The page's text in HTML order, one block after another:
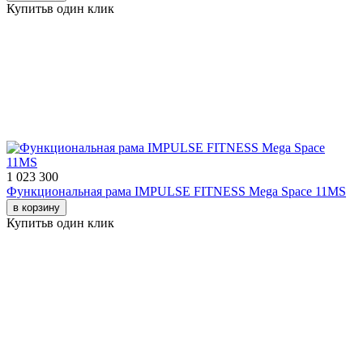
Купитьв один клик
1 023 300
Функциональная рама IMPULSE FITNESS Mega Space 11MS
в корзину
Купитьв один клик